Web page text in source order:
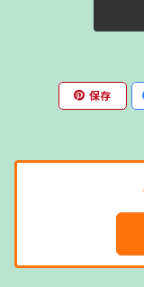
保存